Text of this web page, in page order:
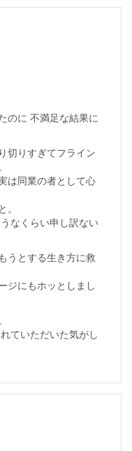
のに 不満足な結果に
切りすぎてフライン
は同業の者として心
なくらい申し訳ない
うとする生き方に救
ジにもホッとしまし
ていただいた気がし